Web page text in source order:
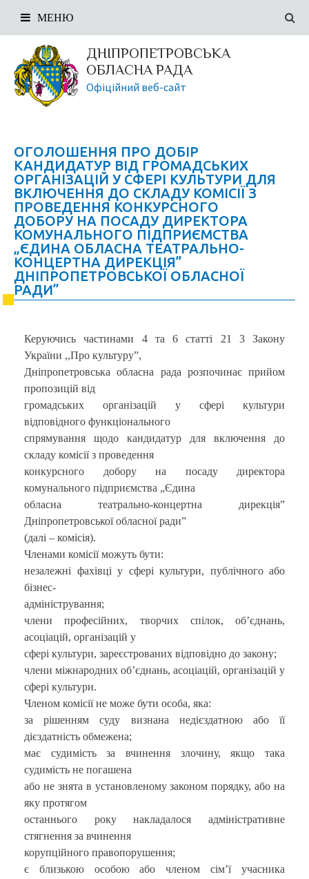
ДНІПРОПЕТРОВСЬКА
ОБЛАСНА РАДА
Офіційний веб-сайт
МЕНЮ
ОГОЛОШЕННЯ ПРО ДОБІР
КАНДИДАТУР ВІД ГРОМАДСЬКИХ
ОРГАНІЗАЦІЙ У СФЕРІ КУЛЬТУРИ ДЛЯ
ВКЛЮЧЕННЯ ДО СКЛАДУ КОМІСІЇ З
ПРОВЕДЕННЯ КОНКУРСНОГО
ДОБОРУ НА ПОСАДУ ДИРЕКТОРА
КОМУНАЛЬНОГО ПІДПРИЄМСТВА
„ЄДИНА ОБЛАСНА ТЕАТРАЛЬНО-
КОНЦЕРТНА ДИРЕКЦІЯ”
ДНІПРОПЕТРОВСЬКОЇ ОБЛАСНОЇ
РАДИ”
Керуючись частинами 4 та 6 статті 21 3 Закону
України ,,Про культуру”,
Дніпропетровська обласна рада розпочинає прийом
пропозицій від
громадських організацій у сфері культури
відповідного функціонального
спрямування щодо кандидатур для включення до
складу комісії з проведення
конкурсного добору на посаду директора
комунального підприємства „Єдина
обласна театрально-концертна дирекція”
Дніпропетровської обласної ради”
(далі – комісія).
Членами комісії можуть бути:
незалежні фахівці у сфері культури, публічного або
бізнес-
адміністрування;
члени професійних, творчих спілок, об’єднань,
асоціацій, організацій у
сфері культури, зареєстрованих відповідно до закону;
члени міжнародних об’єднань, асоціацій, організацій у
сфері культури.
Членом комісії не може бути особа, яка:
за рішенням суду визнана недієздатною або її
дієздатність обмежена;
має судимість за вчинення злочину, якщо така
судимість не погашена
або не знята в установленому законом порядку, або на
яку протягом
останнього року накладалося адміністративне
стягнення за вчинення
корупційного правопорушення;
є близькою особою або членом сім’ї учасника